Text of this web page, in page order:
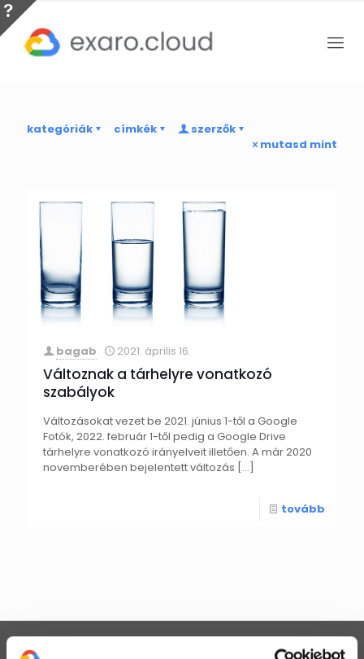
kategóriák címkék
szerzők
mutasd mint
bagab 2021. április 16.
Változnak a tárhelyre vonatkozó
szabályok
Változásokat vezet be 2021. június 1-től a Google
Fotók, 2022. február 1-től pedig a Google Drive
tárhelyre vonatkozó irányelveit illetően. A már 2020
novemberében bejelentett változás […]
tovább